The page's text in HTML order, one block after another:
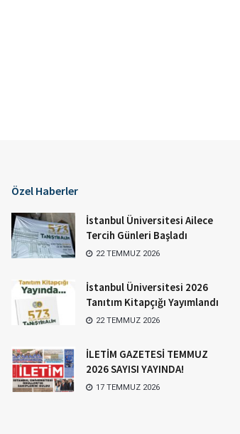
Özel Haberler
İstanbul Üniversitesi Ailece
Tercih Günleri Başladı
22 TEMMUZ 2026
İstanbul Üniversitesi 2026
Tanıtım Kitapçığı Yayımlandı
22 TEMMUZ 2026
İLETİM GAZETESİ TEMMUZ
2026 SAYISI YAYINDA!
17 TEMMUZ 2026